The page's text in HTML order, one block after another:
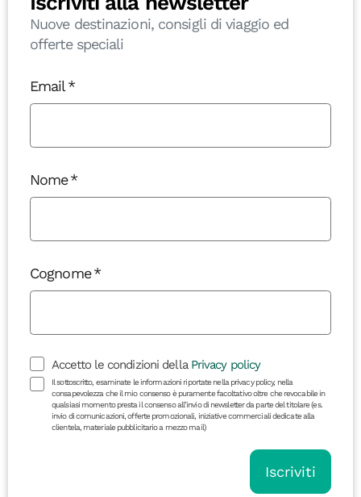
Nuove destinazioni, consigli di viaggio ed
offerte speciali
Email
Nome
Cognome
Accetto le condizioni della Privacy policy
Il sottoscritto, esaminate le informazioni riportate nella privacy policy, nella
consapevolezza che il mio consenso è puramente facoltativo oltre che revocabile in
qualsiasi momento presta il consenso all’invio di newsletter da parte del titolare (es.
invio di comunicazioni, offerte promozionali, iniziative commerciali dedicate alla
clientela, materiale pubblicitario a mezzo mail)
Iscriviti